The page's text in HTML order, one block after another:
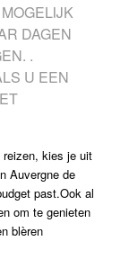
DAGEN
.
U EEN
kies je uit
Auvergne de
past.Ook al
om te genieten
blèren